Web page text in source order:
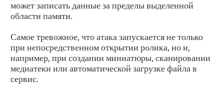
может записать данные за пределы выделенной
области памяти.
Самое тревожное, что атака запускается не только
при непосредственном открытии ролика, но и,
например, при создании миниатюры, сканировании
медиатеки или автоматической загрузке файла в
сервис.